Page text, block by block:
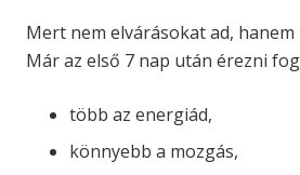
Mert nem elvárásokat ad, hanem
Már az első 7 nap után érezni
több az energiád,
könnyebb a mozgás,